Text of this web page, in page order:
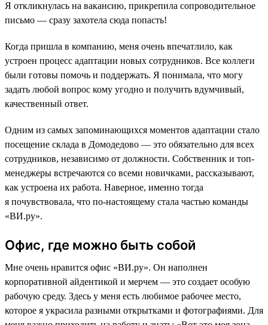
Я откликнулась на вакансию, прикрепила сопроводительное
письмо — сразу захотела сюда попасть!
Когда пришла в компанию, меня очень впечатлило, как
устроен процесс адаптации новых сотрудников. Все коллеги
были готовы помочь и поддержать. Я понимала, что могу
задать любой вопрос кому угодно и получить вдумчивый,
качественный ответ.
Одним из самых запоминающихся моментов адаптации стало
посещение склада в Домодедово — это обязательно для всех
сотрудников, независимо от должности. Собственник и топ-
менеджеры встречаются со всеми новичками, рассказывают,
как устроена их работа. Наверное, именно тогда
я почувствовала, что по-настоящему стала частью команды
«ВИ.ру».
Офис, где можно быть собой
Мне очень нравится офис «ВИ.ру». Он наполнен
корпоративной айдентикой и мерчем — это создает особую
рабочую среду. Здесь у меня есть любимое рабочее место,
которое я украсила разными открытками и фотографиями. Для